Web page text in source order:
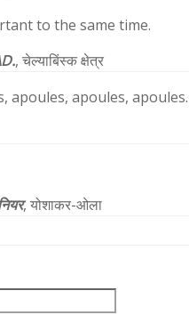
to the same time.
, चेल्याबिंस्क क्षेत्र
apoules, apoules, apoules.
, योशाकर-ओला